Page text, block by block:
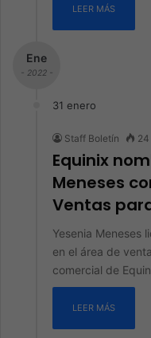
LEER MÁS
Ene
- 2022 -
31 enero
Staff Boletín 24
Equinix
Meneses
Ventas
Yesenia Meneses
en el área de
comercial de
LEER MÁS